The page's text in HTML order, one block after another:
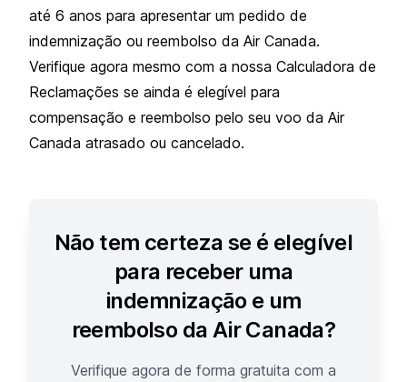
até 6 anos para apresentar um pedido de
indemnização ou reembolso da Air Canada.
Verifique agora mesmo com a nossa Calculadora de
Reclamações se ainda é elegível para
compensação e reembolso pelo seu voo da Air
Canada atrasado ou cancelado.
Não tem certeza se é elegível
para receber uma
indemnização e um
reembolso da Air Canada?
Verifique agora de forma gratuita com a